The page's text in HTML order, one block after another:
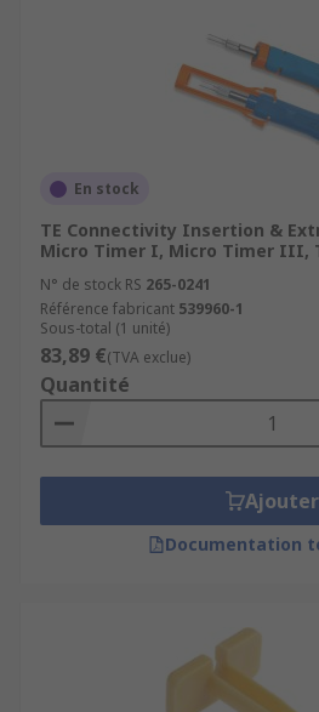
En stock
TE Connectivity Insertion &
Micro Timer I, Micro Timer III,
N° de stock RS 265-0241
Référence fabricant 539960-1
Sous-total (1 unité)
83,89 €(TVA exclue)
Quantité
Ajouter
Documentation